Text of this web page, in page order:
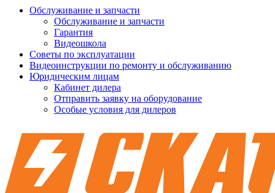
Обслуживание и запчасти
Обслуживание и запчасти
Гарантия
Видеошкола
Советы по эксплуатации
Видеоинструкции по ремонту и обслуживанию
Юридическим лицам
Кабинет дилера
Отправить заявку на оборудование
Особые условия для дилеров